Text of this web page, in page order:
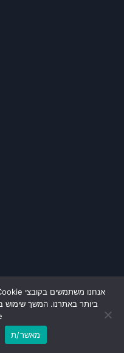
שלח מייל חיוג
ביותר באתרנו. המשך שימוש
מאשר/ת